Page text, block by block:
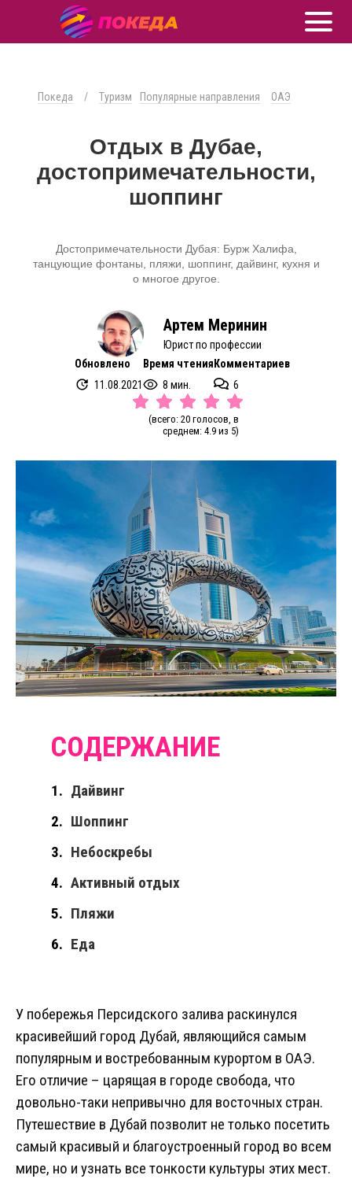
Покеда / Туризм Популярные направления ОАЭ
Отдых в Дубае,
достопримечательности,
шоппинг
Достопримечательности Дубая: Бурж Халифа,
танцующие фонтаны, пляжи, шоппинг, дайвинг, кухня и
о многое другое.
Артем Меринин
Юрист по профессии
Обновлено
11.08.2021
Время чтения
8 мин.
Комментариев
6
(всего: 20 голосов, в
среднем: 4.9 из 5)
Дайвинг
Шоппинг
Небоскребы
Активный отдых
Пляжи
Еда
У побережья Персидского залива раскинулся
красивейший город Дубай, являющийся самым
популярным и востребованным курортом в ОАЭ.
Его отличие – царящая в городе свобода, что
довольно-таки непривычно для восточных стран.
Путешествие в Дубай позволит не только посетить
самый красивый и благоустроенный город во всем
мире, но и узнать все тонкости культуры этих мест.